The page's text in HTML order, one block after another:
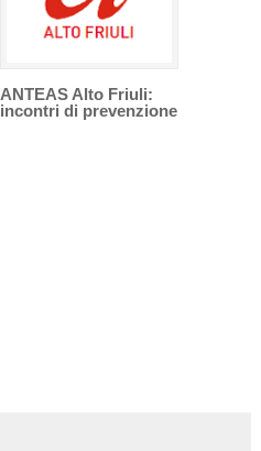
ANTEAS Alto Friuli:
incontri di prevenzione